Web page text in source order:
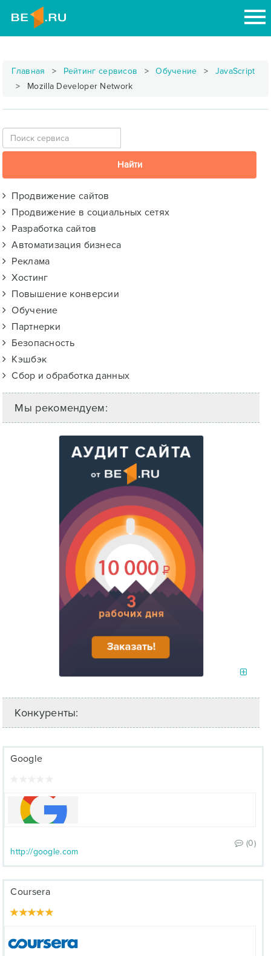
Главная Рейтинг сервисов Обучение
JavaScript
Mozilla Developer Network
Продвижение сайтов
Продвижение в социальных сетях
Разработка сайтов
Автоматизация бизнеса
Реклама
Хостинг
Повышение конверсии
Обучение
Партнерки
Безопасность
Кэшбэк
Сбор и обработка данных
Мы рекомендуем:
Конкуренты:
Google
(0)
http://google.com
Coursera